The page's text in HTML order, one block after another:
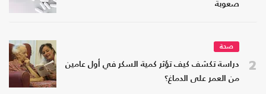
صعوبة
2
صحة
دراسة تكشف كيف تؤثر كمية السكر في أول عامين
من العمر على الدماغ؟